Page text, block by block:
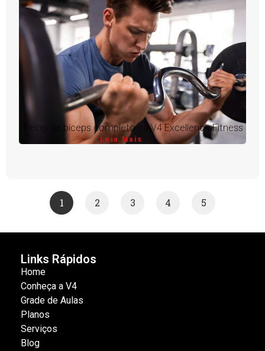
Treino de bíceps completo na V4 Excellence Fitness
Leia Mais
1 2 3 4 5
Links Rápidos
Home
Conheça a V4
Grade de Aulas
Planos
Serviços
Blog